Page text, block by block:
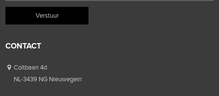
CONTACT
Coltbaan 4d
NL-3439 NG Nieuwegein